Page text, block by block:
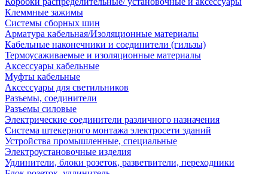
Клеммные зажимы
Системы сборных шин
Арматура кабельная/Изоляционные материалы
Кабельные наконечники и соединители (гильзы)
Термоусаживаемые и изоляционные материалы
Аксессуары кабельные
Муфты кабельные
Аксессуары для светильников
Разъемы, соединители
Разъемы силовые
Электрические соединители различного назначения
Система штекерного монтажа электросети зданий
Устройства промышленные, специальные
Электроустановочные изделия
Удлинители, блоки розеток, разветвители, переходники